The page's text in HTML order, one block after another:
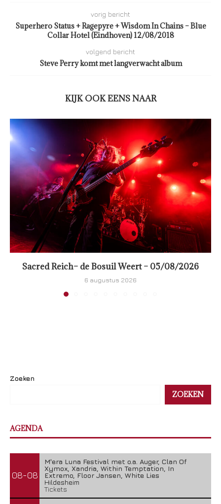
vorig bericht
Superhero Status + Ragepyre + Wisdom In Chains – Blue
Collar Hotel (Eindhoven) 12/08/2018
volgend bericht
Steve Perry komt met langverwacht album
KIJK OOK EENS NAAR
Sacred Reich– de Bosuil Weert – 05/08/2026
6 augustus 2026
Zoeken
ZOEKEN
AGENDA
08-08
M'era Luna Festival met o.a. Auger, Clan Of
Xymox, Xandria, Within Temptation, In
Extremo, Floor Jansen, White Lies
Hildesheim
Tickets